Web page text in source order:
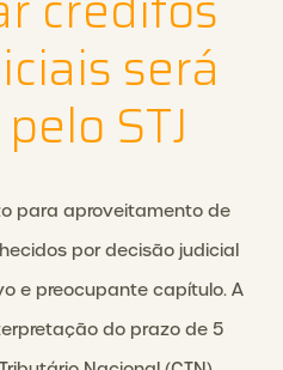
será
STJ
para aproveitamento de
por decisão judicial
e preocupante capítulo. A
do prazo de 5